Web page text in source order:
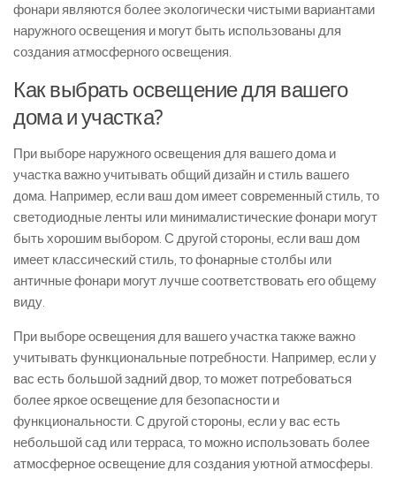
фонари являются более экологически чистыми вариантами
наружного освещения и могут быть использованы для
создания атмосферного освещения.
Как выбрать освещение для вашего
дома и участка?
При выборе наружного освещения для вашего дома и
участка важно учитывать общий дизайн и стиль вашего
дома. Например, если ваш дом имеет современный стиль, то
светодиодные ленты или минималистические фонари могут
быть хорошим выбором. С другой стороны, если ваш дом
имеет классический стиль, то фонарные столбы или
античные фонари могут лучше соответствовать его общему
виду.
При выборе освещения для вашего участка также важно
учитывать функциональные потребности. Например, если у
вас есть большой задний двор, то может потребоваться
более яркое освещение для безопасности и
функциональности. С другой стороны, если у вас есть
небольшой сад или терраса, то можно использовать более
атмосферное освещение для создания уютной атмосферы.